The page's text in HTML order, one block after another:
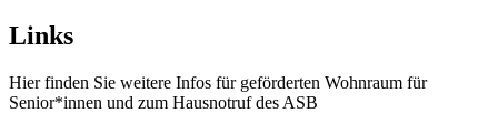
Links
Hier finden Sie weitere Infos für geförderten Wohnraum für
Senior*innen und zum Hausnotruf des ASB